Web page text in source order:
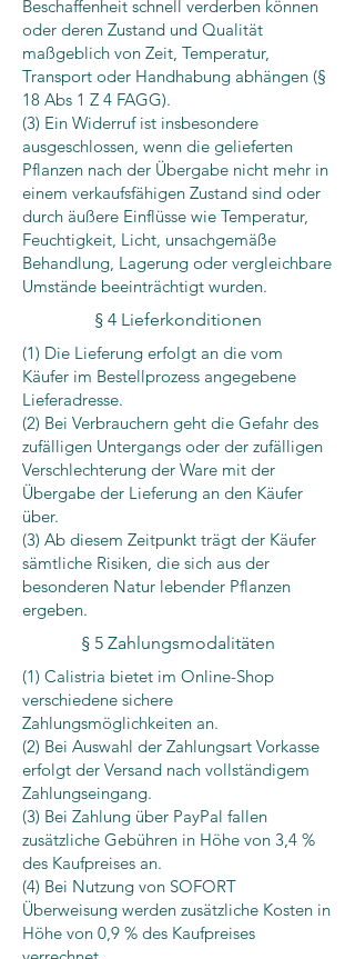
Beschaffenheit schnell verderben können
oder deren Zustand und Qualität
maßgeblich von Zeit, Temperatur,
Transport oder Handhabung abhängen (§
18 Abs 1 Z 4 FAGG).
(3) Ein Widerruf ist insbesondere
ausgeschlossen, wenn die gelieferten
Pflanzen nach der Übergabe nicht mehr in
einem verkaufsfähigen Zustand sind oder
durch äußere Einflüsse wie Temperatur,
Feuchtigkeit, Licht, unsachgemäße
Behandlung, Lagerung oder vergleichbare
Umstände beeinträchtigt wurden.
§ 4 Lieferkonditionen
(1) Die Lieferung erfolgt an die vom
Käufer im Bestellprozess angegebene
Lieferadresse.
(2) Bei Verbrauchern geht die Gefahr des
zufälligen Untergangs oder der zufälligen
Verschlechterung der Ware mit der
Übergabe der Lieferung an den Käufer
über.
(3) Ab diesem Zeitpunkt trägt der Käufer
sämtliche Risiken, die sich aus der
besonderen Natur lebender Pflanzen
ergeben.
§ 5 Zahlungsmodalitäten
(1) Calistria bietet im Online-Shop
verschiedene sichere
Zahlungsmöglichkeiten an.
(2) Bei Auswahl der Zahlungsart Vorkasse
erfolgt der Versand nach vollständigem
Zahlungseingang.
(3) Bei Zahlung über PayPal fallen
zusätzliche Gebühren in Höhe von 3,4 %
des Kaufpreises an.
(4) Bei Nutzung von SOFORT
Überweisung werden zusätzliche Kosten in
Höhe von 0,9 % des Kaufpreises